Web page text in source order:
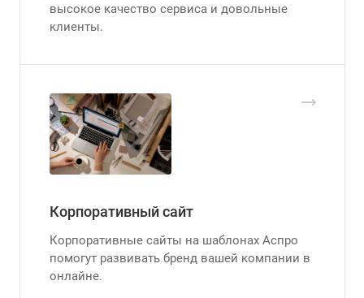
высокое качество сервиса и довольные
клиенты.
Корпоративный сайт
Корпоративные сайты на шаблонах Аспро
помогут развивать бренд вашей компании в
онлайне.